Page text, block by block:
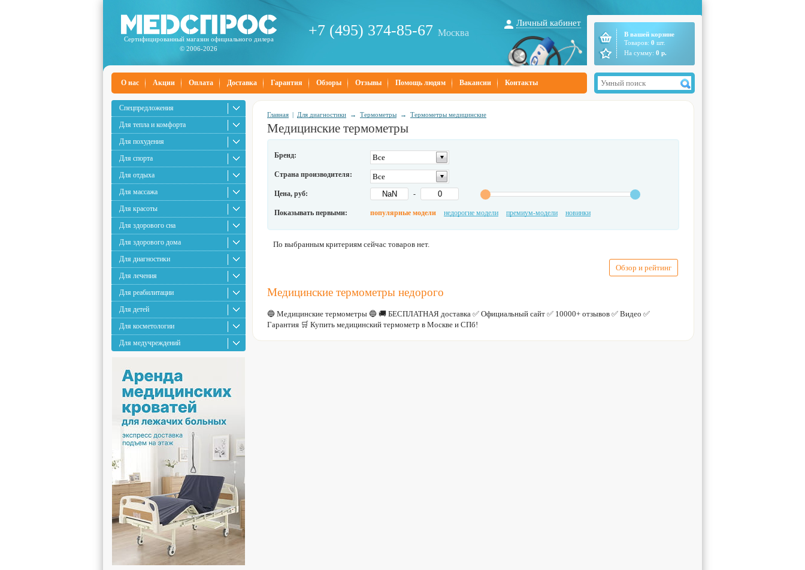
Сертифицированный магазин официального дилера
© 2006-2026
+7 (495) 374-85-67 Москва
Личный кабинет
В вашей корзине
Товаров: 0 шт.
На сумму: 0 р.
О нас Акции Оплата Доставка Гарантия Обзоры Отзывы Помощь людям Вакансии Контакты
Спецпредложения
Для тепла и комфорта
Для похудения
Для спорта
Для отдыха
Для массажа
Для красоты
Для здорового сна
Для здорового дома
Для диагностики
Для лечения
Для реабилитации
Для детей
Для косметологии
Для медучреждений
Главная | Для диагностики → Термометры → Термометры медицинские
Медицинские термометры
Бренд: Все
Страна производителя: Все
Цена, руб: -
Показывать первыми: популярные модели недорогие модели премиум-модели новинки
По выбранным критериям сейчас товаров нет.
Обзор и рейтинг
Медицинские термометры недорого
🔵 Медицинские термометры 🔵 🚚 БЕСПЛАТНАЯ доставка ✅ Официальный сайт ✅ 10000+ отзывов ✅ Видео ✅
Гарантия 🛒 Купить медицинский термометр в Москве и СПб!